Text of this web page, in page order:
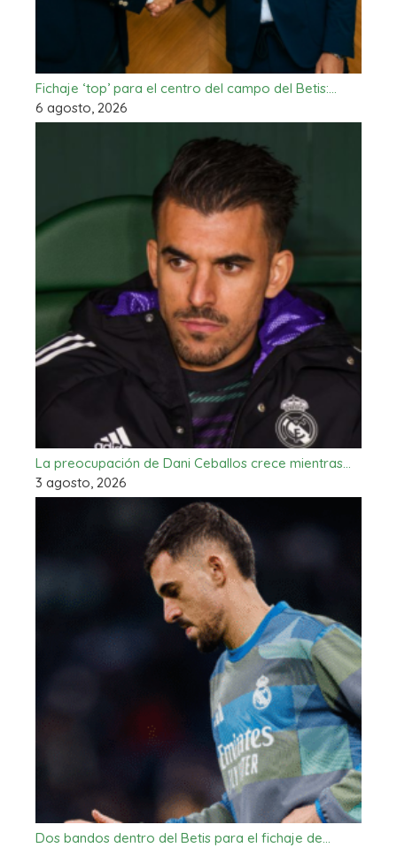
Fichaje ‘top’ para el centro del campo del Betis:…
6 agosto, 2026
La preocupación de Dani Ceballos crece mientras…
3 agosto, 2026
Dos bandos dentro del Betis para el fichaje de…